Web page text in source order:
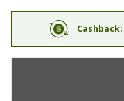
Cashback: